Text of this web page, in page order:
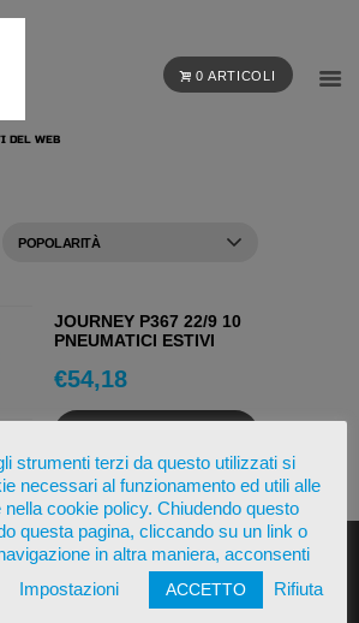
0 ARTICOLI
DEL WEB
JOURNEY P367 22/9 10
PNEUMATICI ESTIVI
€54,18
strumenti terzi da questo utilizzati si
necessari al funzionamento ed utili alle
nella cookie policy. Chiudendo questo
questa pagina, cliccando su un link o
in altra maniera, acconsenti
Impostazioni ACCETTO Rifiuta